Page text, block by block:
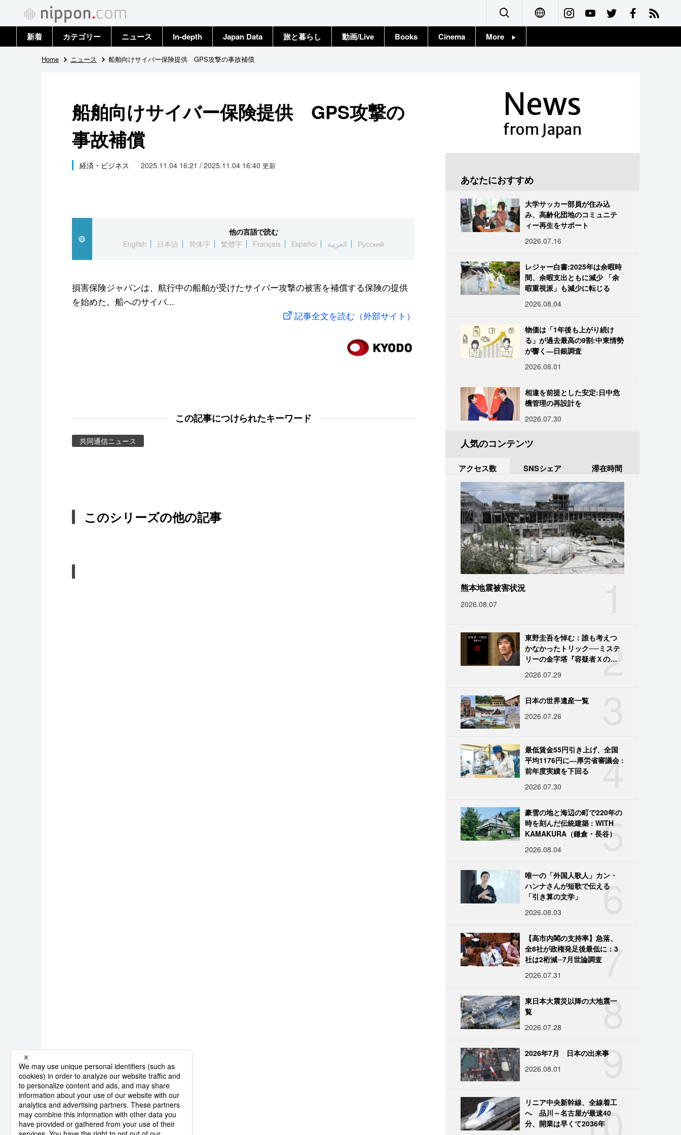
Français
新着 カテゴリー
政治・外交
国際
社会
文化
スポーツ・東京2020
ニュース
トップ
In-depth Japan Data 旅と暮らし 動画/Live Books Cinema More
Home ニュース 船舶向けサイバー保険提供 GPS攻撃の事故補償
船舶向けサイバー保険提供 GPS攻撃の
事故補償
経済・ビジネス 2025.11.04 16:21 / 2025.11.04 16:40 更新
他の言語で読む
English
日本語 简体字 繁體字 Français Español العربية Русский
損害保険ジャパンは、航行中の船舶が受けたサイバー攻撃の被害を補償する保険の提供
を始めた。船へのサイバ...
記事全文を読む（外部サイト）
この記事につけられたキーワード
共同通信ニュース
このシリーズの他の記事
News
from Japan
あなたにおすすめ
大学サッカー部員が住み込
み、高齢化団地のコミュニテ
ィー再生をサポート
2026.07.16
レジャー白書:2025年は余暇時
間、余暇支出ともに減少 「余
暇重視派」も減少に転じる
2026.08.04
物価は「1年後も上がり続け
る」が過去最高の9割:中東情勢
が響く―日銀調査
2026.08.01
相違を前提とした安定:日中危
機管理の再設計を
2026.07.30
人気のコンテンツ
アクセス数 SNSシェア 滞在時間
熊本地震被害状況
2026.08.07
2
東野圭吾を悼む：誰も考えつ
かなかったトリック──ミステ
リーの金字塔『容疑者Ｘの献
2026.07.29
日本の世界遺産一覧
2026.07.26
4
最低賃金55円引き上げ、全国
平均1176円に―厚労省審議会 :
前年度実績を下回る
2026.07.30
5
豪雪の地と海辺の町で220年の
時を刻んだ伝統建築 : WITH
KAMAKURA（鎌倉・長谷）
2026.08.04
6
唯一の「外国人歌人」カン・
ハンナさんが短歌で伝える
「引き算の文学」
2026.08.03
7
【高市内閣の支持率】急落、
全8社が政権発足後最低に：3
社は2桁減─7月世論調査
2026.07.31
8
東日本大震災以降の大地震一
覧
2026.07.28
9
2026年7月 日本の出来事
2026.08.01
10
リニア中央新幹線、全線着工
へ 品川～名古屋が最速40
分、開業は早くて2036年